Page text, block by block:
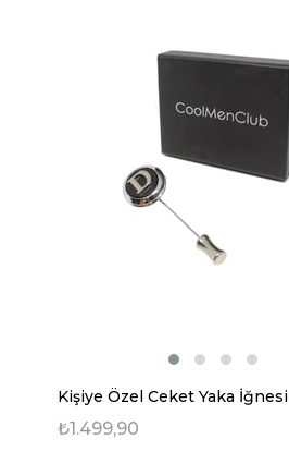
Kişiye Özel Ceket Yaka İğnesi
₺1.499,90